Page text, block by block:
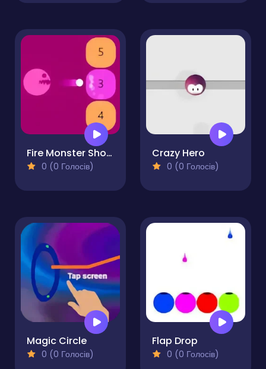
Fire Monster Shooter
0 (0 Голосів)
Crazy Hero
0 (0 Голосів)
Magic Circle
0 (0 Голосів)
Flap Drop
0 (0 Голосів)